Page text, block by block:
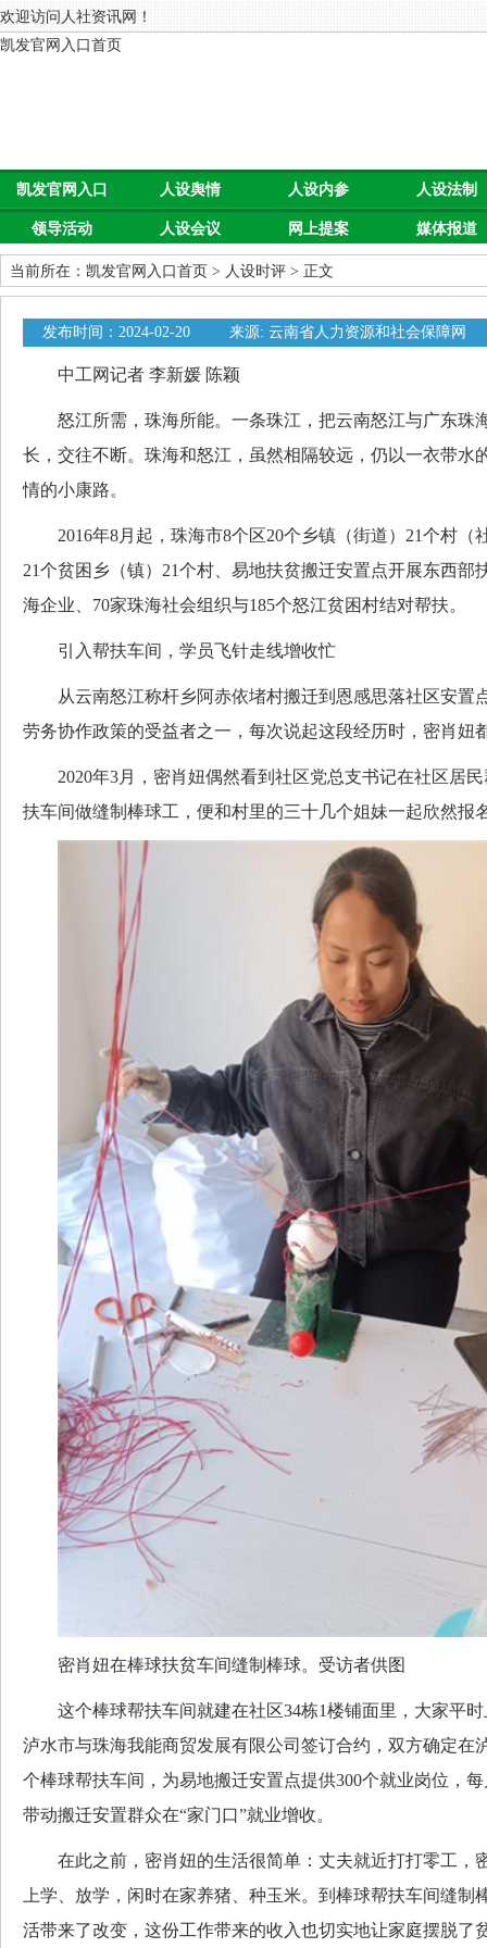
欢迎访问人社资讯网！
凯发官网入口首页
凯发官网入口
首页
人设舆情 人设内参 人设法制
领导活动 人设会议 网上提案 媒体报道
当前所在： 凯发官网入口首页 > 人设时评 > 正文
发布时间：2024-02-20 来源: 云南省人力资源和社会保障网
中工网记者 李新媛 陈颖
怒江所需，珠海所能。一条珠江，把云南怒江与广东珠
长，交往不断。珠海和怒江，虽然相隔较远，仍以一衣带水
情的小康路。
2016年8月起，珠海市8个区20个乡镇（街道）21个村（
21个贫困乡（镇）21个村、易地扶贫搬迁安置点开展东西部
海企业、70家珠海社会组织与185个怒江贫困村结对帮扶。
引入帮扶车间，学员飞针走线增收忙
从云南怒江称杆乡阿赤依堵村搬迁到恩感思落社区安置
劳务协作政策的受益者之一，每次说起这段经历时，密肖妞
2020年3月，密肖妞偶然看到社区党总支书记在社区居民
扶车间做缝制棒球工，便和村里的三十几个姐妹一起欣然报
密肖妞在棒球扶贫车间缝制棒球。受访者供图
这个棒球帮扶车间就建在社区34栋1楼铺面里，大家平时
泸水市与珠海我能商贸发展有限公司签订合约，双方确定在
个棒球帮扶车间，为易地搬迁安置点提供300个就业岗位，
带动搬迁安置群众在“家门口”就业增收。
在此之前，密肖妞的生活很简单：丈夫就近打打零工，
上学、放学，闲时在家养猪、种玉米。到棒球帮扶车间缝制
活带来了改变，这份工作带来的收入也切实地让家庭摆脱了